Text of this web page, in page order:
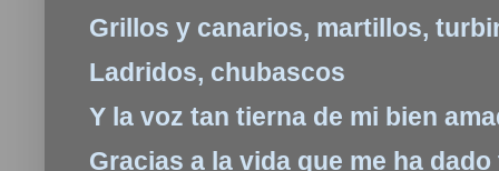
Grillos y canarios, martillos,
Ladridos, chubascos
Y la voz tan tierna de mi bien
Gracias a la vida que me ha